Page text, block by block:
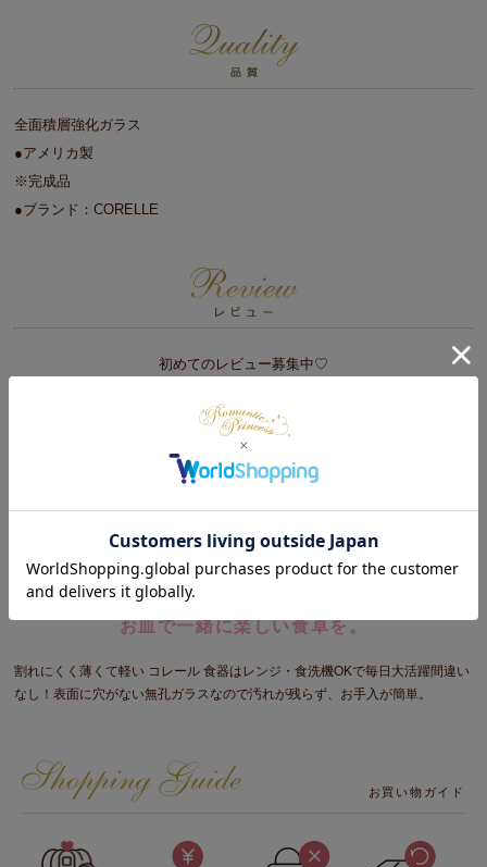
全面積層強化ガラス
●アメリカ製
※完成品
●ブランド：CORELLE
初めてのレビュー募集中♡
レビューをかく
サンリオキャラクターの シナモロール と コレール
がコラボしました！かわいい シナモロール の食器や
お皿で一緒に楽しい食卓を。
割れにくく薄くて軽い コレール 食器はレンジ・食洗機OKで毎日大活躍間違い
なし！表面に穴がない無孔ガラスなので汚れが残らず、お手入が簡単。
お買い物ガイド